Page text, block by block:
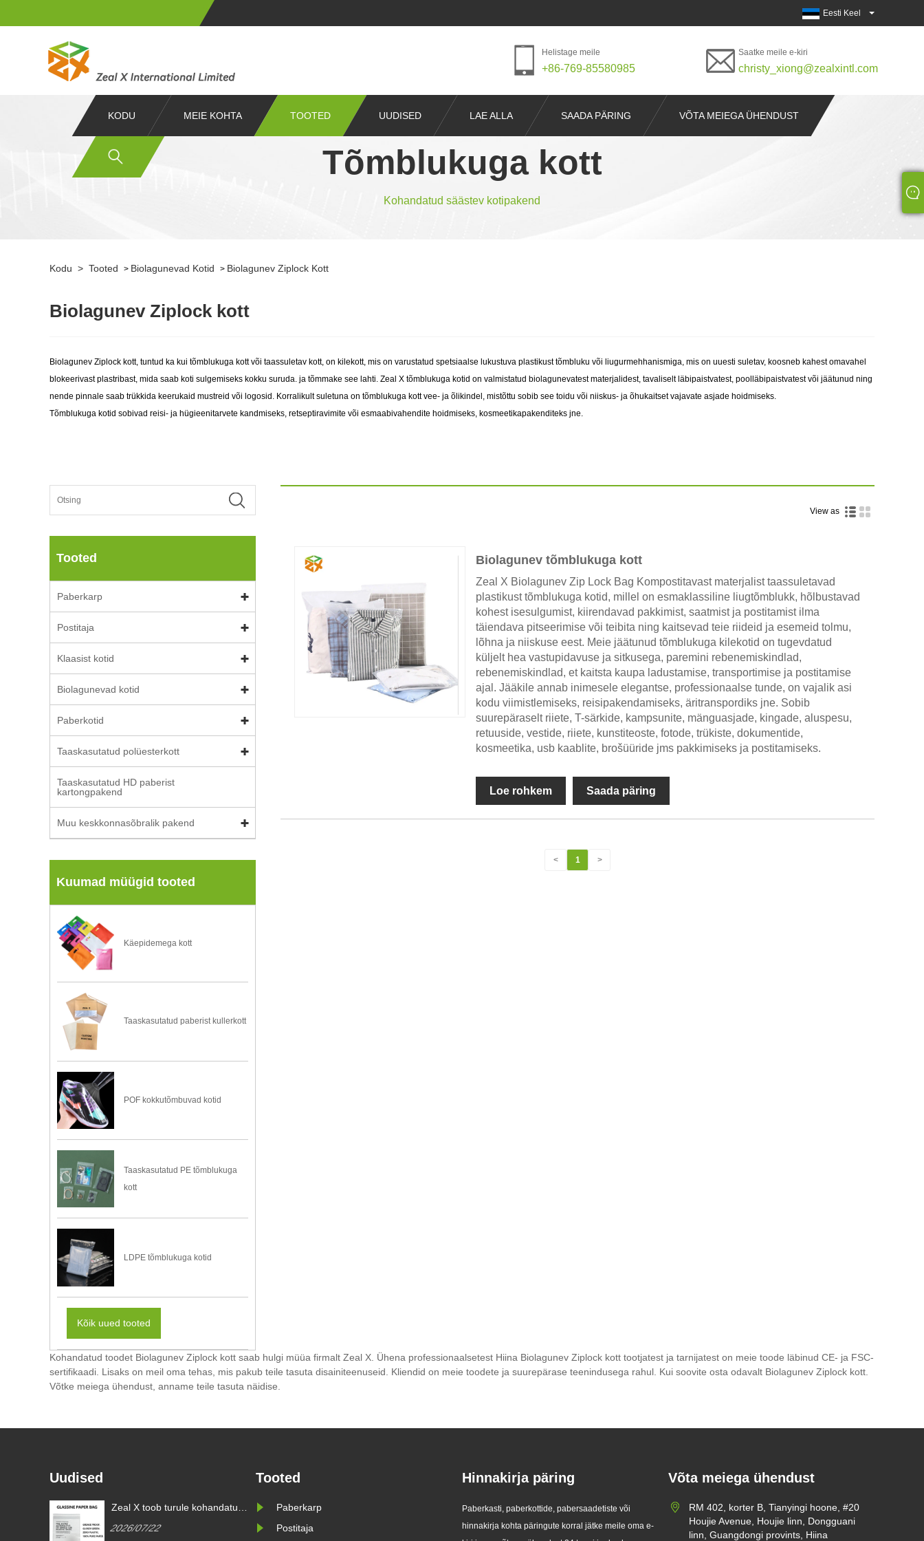
Eesti Keel
Helistage meile
+86-769-85580985
Saatke meile e-kiri
christy_xiong@zealxintl.com
KODU MEIE KOHTA TOOTED UUDISED LAE ALLA SAADA PÄRING VÕTA MEIEGA ÜHENDUST
Tõmblukuga kott
Kohandatud säästev kotipakend
Kodu > Tooted > Biolagunevad Kotid > Biolagunev Ziplock Kott
Biolagunev Ziplock kott
Biolagunev Ziplock kott, tuntud ka kui tõmblukuga kott või taassuletav kott, on kilekott, mis on varustatud spetsiaalse lukustuva plastikust tõmbluku või liugurmehhanismiga, mis on uuesti suletav, koosneb kahest omavahel
blokeerivast plastribast, mida saab koti sulgemiseks kokku suruda. ja tõmmake see lahti. Zeal X tõmblukuga kotid on valmistatud biolagunevatest materjalidest, tavaliselt läbipaistvatest, poolläbipaistvatest või jäätunud ning
nende pinnale saab trükkida keerukaid mustreid või logosid. Korralikult suletuna on tõmblukuga kott vee- ja õlikindel, mistõttu sobib see toidu või niiskus- ja õhukaitset vajavate asjade hoidmiseks.
Tõmblukuga kotid sobivad reisi- ja hügieenitarvete kandmiseks, retseptiravimite või esmaabivahendite hoidmiseks, kosmeetikapakenditeks jne.
Tooted
Paberkarp
Postitaja
Klaasist kotid
Biolagunevad kotid
Paberkotid
Taaskasutatud polüesterkott
Taaskasutatud HD paberist
kartongpakend
Muu keskkonnasõbralik pakend
Kuumad müügid tooted
Käepidemega kott
Taaskasutatud paberist kullerkott
POF kokkutõmbuvad kotid
Taaskasutatud PE tõmblukuga
kott
LDPE tõmblukuga kotid
Kõik uued tooted
View as
Biolagunev tõmblukuga kott
Zeal X Biolagunev Zip Lock Bag Kompostitavast materjalist taassuletavad
plastikust tõmblukuga kotid, millel on esmaklassiline liugtõmblukk, hõlbustavad
kohest isesulgumist, kiirendavad pakkimist, saatmist ja postitamist ilma
täiendava pitseerimise või teibita ning kaitsevad teie riideid ja esemeid tolmu,
lõhna ja niiskuse eest. Meie jäätunud tõmblukuga kilekotid on tugevdatud
küljelt hea vastupidavuse ja sitkusega, paremini rebenemiskindlad,
rebenemiskindlad, et kaitsta kaupa ladustamise, transportimise ja postitamise
ajal. Jääkile annab inimesele elegantse, professionaalse tunde, on vajalik asi
kodu viimistlemiseks, reisipakendamiseks, äritranspordiks jne. Sobib
suurepäraselt riiete, T-särkide, kampsunite, mänguasjade, kingade, aluspesu,
retuuside, vestide, riiete, kunstiteoste, fotode, trükiste, dokumentide,
kosmeetika, usb kaablite, brošüüride jms pakkimiseks ja postitamiseks.
Loe rohkem Saada päring
< 1 >
Kohandatud toodet Biolagunev Ziplock kott saab hulgi müüa firmalt Zeal X. Ühena professionaalsetest Hiina Biolagunev Ziplock kott tootjatest ja tarnijatest on meie toode läbinud CE- ja FSC-
sertifikaadi. Lisaks on meil oma tehas, mis pakub teile tasuta disainiteenuseid. Kliendid on meie toodete ja suurepärase teenindusega rahul. Kui soovite osta odavalt Biolagunev Ziplock kott.
Võtke meiega ühendust, anname teile tasuta näidise.
Uudised
Zeal X toob turule kohandatud
ülemaailmsetel kaubamärkidel
2026/07/22
Zeal X tutvustab säästva
Zeal X toob turule kohandatud
klaaspaberkotid, et aidata
2026/07/22
Tooted
Paberkarp
Postitaja
Hinnakirja päring
Paberkasti, paberkottide, pabersaadetiste või
hinnakirja kohta päringute korral jätke meile oma e-
Võta meiega ühendust
RM 402, korter B, Tianyingi hoone, #20
Houjie Avenue, Houjie linn, Dongguani
linn, Guangdongi provints, Hiina